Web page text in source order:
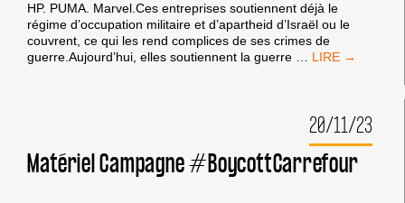
HP. PUMA. Marvel.Ces entreprises soutiennent déjà le
régime d’occupation militaire et d’apartheid d’Israël ou le
couvrent, ce qui les rend complices de ses crimes de
guerre.Aujourd’hui, elles soutiennent la guerre … BLACK
LES
FACILITATEURS
DU
GÉNOCIDE
20/11/23
Matériel Campagne #BoycottCarrefour